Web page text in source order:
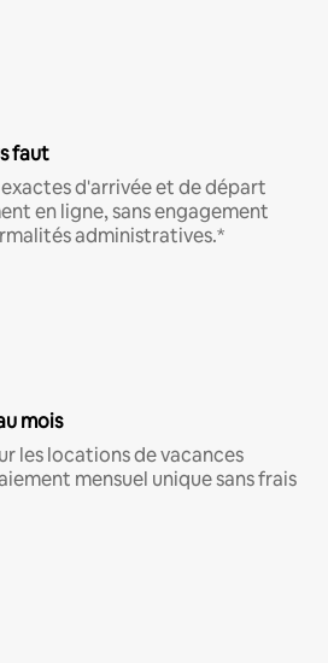
faut
d'arrivée et de départ
en ligne, sans engagement
administratives.*
mois
les locations de vacances
mensuel unique sans frais